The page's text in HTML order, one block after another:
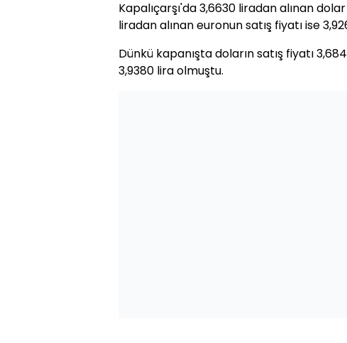
Kapalıçarşı'da 3,6630 liradan alınan
liradan alınan euronun satış fiyatı ise
Dünkü kapanışta doların satış fiyatı
3,9380 lira olmuştu.